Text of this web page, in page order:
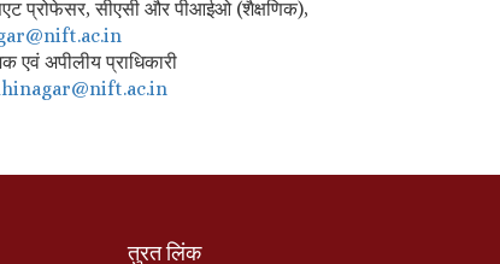
प्रोफेसर, सीएसी और पीआईओ (शैक्षणिक),
ac.in
एवं अपीलीय प्राधिकारी
nift.ac.in
तुरत लिंक